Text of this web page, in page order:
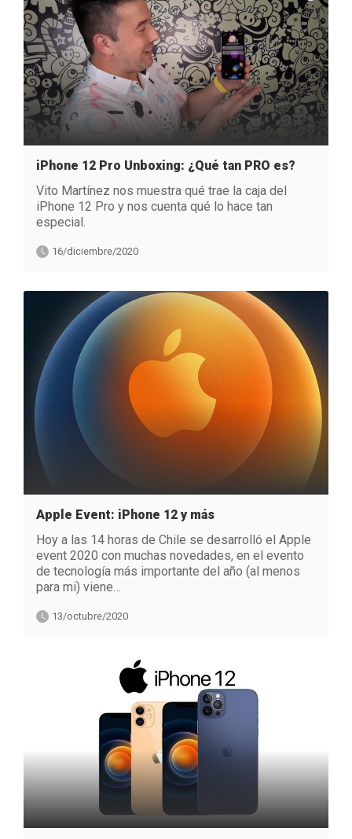
iPhone 12 Pro Unboxing: ¿Qué tan PRO es?
Vito Martínez nos muestra qué trae la caja del
iPhone 12 Pro y nos cuenta qué lo hace tan
especial.
16/diciembre/2020
Apple Event: iPhone 12 y más
Hoy a las 14 horas de Chile se desarrolló el Apple
event 2020 con muchas novedades, en el evento
de tecnología más importante del año (al menos
para mi) viene…
13/octubre/2020